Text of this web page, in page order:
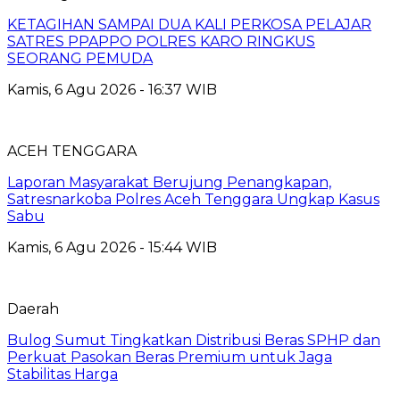
KETAGIHAN SAMPAI DUA KALI PERKOSA PELAJAR
SATRES PPAPPO POLRES KARO RINGKUS
SEORANG PEMUDA
Kamis, 6 Agu 2026 - 16:37 WIB
ACEH TENGGARA
Laporan Masyarakat Berujung Penangkapan,
Satresnarkoba Polres Aceh Tenggara Ungkap Kasus
Sabu
Kamis, 6 Agu 2026 - 15:44 WIB
Daerah
Bulog Sumut Tingkatkan Distribusi Beras SPHP dan
Perkuat Pasokan Beras Premium untuk Jaga
Stabilitas Harga